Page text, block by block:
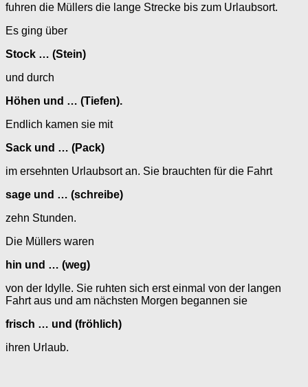
fuhren die Müllers die lange Strecke bis zum Urlaubsort.
Es ging über
Stock … (Stein)
und durch
Höhen und … (Tiefen).
Endlich kamen sie mit
Sack und … (Pack)
im ersehnten Urlaubsort an. Sie brauchten für die Fahrt
sage und … (schreibe)
zehn Stunden.
Die Müllers waren
hin und … (weg)
von der Idylle. Sie ruhten sich erst einmal von der langen
Fahrt aus und am nächsten Morgen begannen sie
frisch … und (fröhlich)
ihren Urlaub.